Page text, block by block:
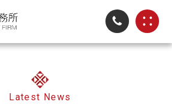
Latest News